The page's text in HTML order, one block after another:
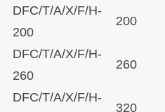
DFC/T/A/X/F/H-
200
200
DFC/T/A/X/F/H-
260
260
DFC/T/A/X/F/H-
320